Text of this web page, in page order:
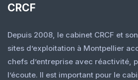
CRCF
Depuis 2008, le cabinet CRCF et
sites d’exploitation à Montpellier
chefs d’entreprise avec réactivité,
l’écoute. Il est important pour le